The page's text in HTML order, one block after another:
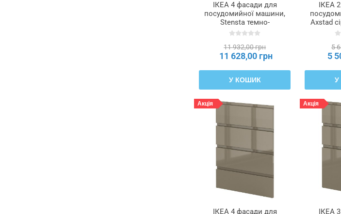
ІКЕА 4 фасади для
посудомийної машини,
Stensta темно-
коричнева фанера
МЕТОД, 995.744.95
11 932,00 грн
11 628,00 грн
У КОШИК
ІКЕА
Axstad
см
5
5
У
Акція
ІКЕА 4 фасади для
Акція
ІКЕА